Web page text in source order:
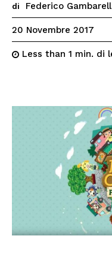
di Federico
20 Novembre 2017
Less than 1 min. di